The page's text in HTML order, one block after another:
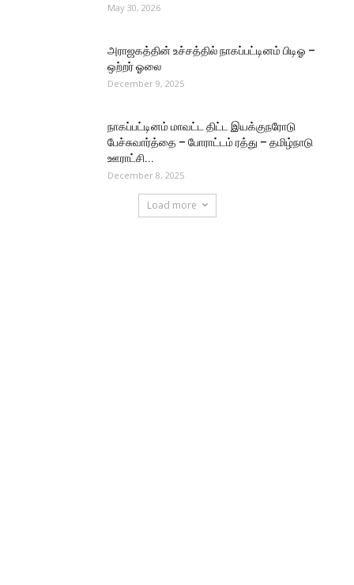
May 30, 2026
அராஜகத்தின் உச்சத்தில் நாகப்பட்டினம் பிடிஓ –
ஒற்றர் ஓலை
December 9, 2025
நாகப்பட்டினம் மாவட்ட திட்ட இயக்குநரோடு
பேச்சுவார்த்தை – போராட்டம் ரத்து – தமிழ்நாடு
ஊராட்சி...
December 8, 2025
Load more